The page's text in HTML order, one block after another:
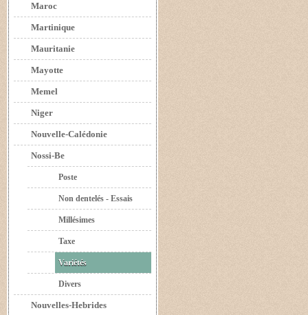
Maroc
Martinique
Mauritanie
Mayotte
Memel
Niger
Nouvelle-Calédonie
Nossi-Be
Poste
Non dentelés - Essais
Millésimes
Taxe
Variétés
Divers
Nouvelles-Hebrides